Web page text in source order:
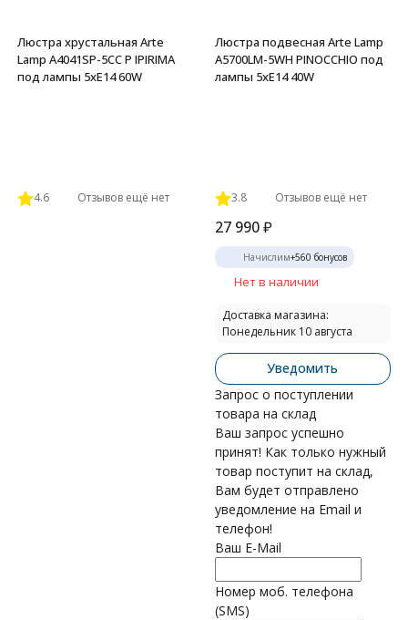
Люстра хрустальная Arte
Lamp A4041SP-5CC P IPIRIMA
под лампы 5xE14 60W
4.6 Отзывов ещё нет
Люстра подвесная Arte Lamp
A5700LM-5WH PINOCCHIO под
лампы 5xE14 40W
3.8 Отзывов ещё нет
27 990 ₽
Начислим+560 бонусов
Нет в наличии
Доставка магазина:
Понедельник 10 августа
Уведомить
Запрос о поступлении
товара на склад
Ваш запрос успешно
принят! Как только нужный
товар поступит на склад,
Вам будет отправлено
уведомление на Email и
телефон!
Ваш E-Mail
Номер моб. телефона
(SMS)